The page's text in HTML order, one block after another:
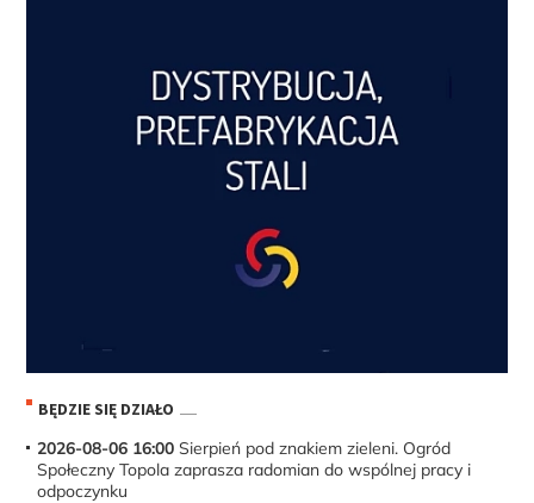
BĘDZIE SIĘ DZIAŁO
2026-08-06 16:00 Sierpień pod znakiem zieleni. Ogród
Społeczny Topola zaprasza radomian do wspólnej pracy i
odpoczynku